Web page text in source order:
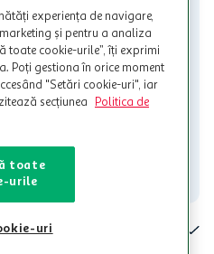
perioada in care sunt efectuate
sistemul de utilizarea al Cardului.
ne!
la dispozitie.
Contact
experiența de navigare,
și pentru a analiza
toate cookie-urile”, îți exprimi
Poți gestiona în orice moment
"Setări cookie-uri", iar
secțiunea
Politica de
toate
urile
uri